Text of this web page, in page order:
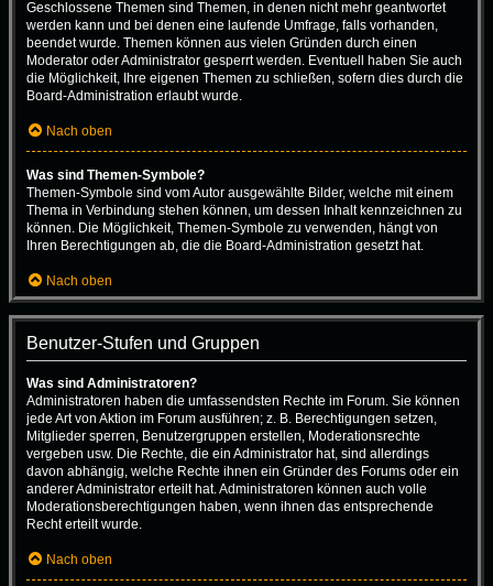
Geschlossene Themen sind Themen, in denen nicht mehr geantwortet
werden kann und bei denen eine laufende Umfrage, falls vorhanden,
beendet wurde. Themen können aus vielen Gründen durch einen
Moderator oder Administrator gesperrt werden. Eventuell haben Sie auch
die Möglichkeit, Ihre eigenen Themen zu schließen, sofern dies durch die
Board-Administration erlaubt wurde.
Nach oben
Was sind Themen-Symbole?
Themen-Symbole sind vom Autor ausgewählte Bilder, welche mit einem
Thema in Verbindung stehen können, um dessen Inhalt kennzeichnen zu
können. Die Möglichkeit, Themen-Symbole zu verwenden, hängt von
Ihren Berechtigungen ab, die die Board-Administration gesetzt hat.
Nach oben
Benutzer-Stufen und Gruppen
Was sind Administratoren?
Administratoren haben die umfassendsten Rechte im Forum. Sie können
jede Art von Aktion im Forum ausführen; z. B. Berechtigungen setzen,
Mitglieder sperren, Benutzergruppen erstellen, Moderationsrechte
vergeben usw. Die Rechte, die ein Administrator hat, sind allerdings
davon abhängig, welche Rechte ihnen ein Gründer des Forums oder ein
anderer Administrator erteilt hat. Administratoren können auch volle
Moderationsberechtigungen haben, wenn ihnen das entsprechende
Recht erteilt wurde.
Nach oben